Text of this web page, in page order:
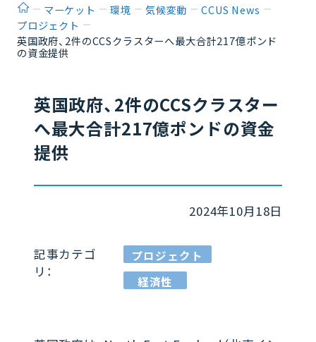
ホームマーケット 環境 気候変動
CCUS News
プロジェクト
英国政府、2件のCCSクラスターへ最大合計217億ポンド
の資金提供
英国政府、2件のCCSクラスター
へ最大合計217億ポンドの資金
提供
2024年10月18日
記事カテゴ
リ：
プロジェクト
経済性